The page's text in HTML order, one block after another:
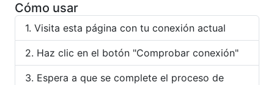
Cómo usar
Visita esta página con tu conexión actual
Haz clic en el botón "Comprobar conexión"
Espera a que se complete el proceso de